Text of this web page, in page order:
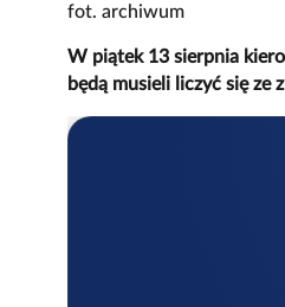
fot. archiwum
W piątek 13 sierpnia
będą musieli liczyć się